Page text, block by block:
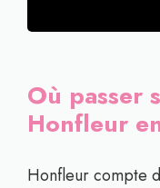
Où passer
Honfleur
Honfleur compte